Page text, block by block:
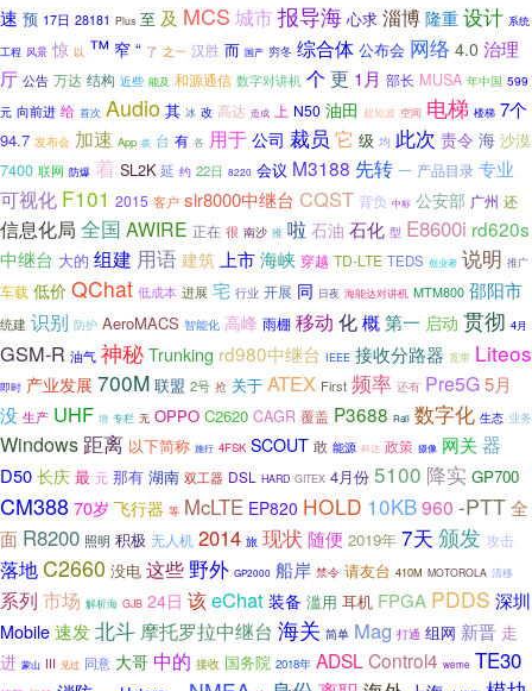
速 预 17日 28181 Plus 至 及 MCS 城市报导海 心求 淄博 隆重 设计 系统
工程 风景 惊 以 ™ 窄 “ 了 之一 汉胜 而 国产 穷冬 综合体 公布会 网络 4.0 治理
厅 公告 万达 结构 近些 能及 和源通信 数字对讲机 个 更 1月 部长 MUSA 年中国 599
元 向前进 给 首次 Audio 其 冰 改 高达 造成 上 N50 油田 超短波 空间 电梯 楼梯 7个
94.7 发布会 加速 App 拨 台 有 各 用于 公司 裁员 它 级 均 此次 责令 海 沙漠
7400 联网 防爆 着 SL2K 延 约 22日 8220 会议 M3188 先转 一 产品目录 专业
可视化 F101 2015 客户 slr8000中继台 CQST 背负 中标 公安部 广州 还
信息化局 全国 AWIRE 正在 很 南沙 推 啦 石油 石化 型 E8600i rd620s
中继台 大的 组建 用语 建筑 上市海峡 穿越 TD-LTE TEDS 创业者 说明 推广
车载 低价 QChat 低成本 进展 宅 行业 开展 同 日夜 海能达对讲机 MTM800 邵阳市
统建 识别 防护 AeroMACS 智能化 高峰 雨棚 移动 化概第一 启动 贯彻 4月
GSM-R 油气 神秘 Trunking rd980中继台 IEEE 接收分路器 宽带 Liteos
即时 产业发展 700M 联盟 2号 抢 关于 ATEX First 频率 还有 Pre5G5月
没 生产 UHF 增 专栏 无 OPPO C2620 CAGR 覆盖 P3688 Rail 数字化 生态 业务
Windows 距离 以下简称 施行 4FSK SCOUT 敢 能源 科达 政策 摄像 网关 器
D50 长庆 最 元 那有 湖南 双工器 DSL HARD GITEX 4月份 5100 降实 GP700
CM388 70岁 飞行器 等 McLTE EP820 HOLD 10KB960 -PTT全
面 R8200 照明 积极 无人机 2014 旅 现状 随便 2019年 7天 颁发 攻击
落地C2660 没电 这些野外 GP2000 船岸 禁令 请友台 410M MOTOROLA 清移
系列 市场 解析海 GJB 24日 该eChat 装备 滥用 耳机 FPGA PDDS 深圳
Mobile 速发北斗 摩托罗拉中继台 海关 简单 Mag 打通 组网 新晋 走
进 蒙山 III 见过 同意 大哥 中的 接收 国务院 2018年 ADSL Control4 weme TE30